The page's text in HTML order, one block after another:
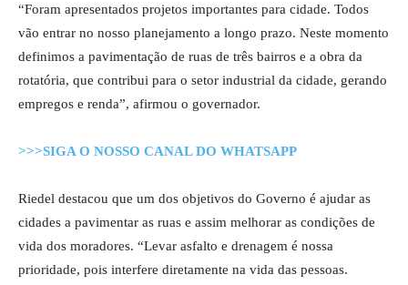
“Foram apresentados projetos importantes para cidade. Todos
vão entrar no nosso planejamento a longo prazo. Neste momento
definimos a pavimentação de ruas de três bairros e a obra da
rotatória, que contribui para o setor industrial da cidade, gerando
empregos e renda”, afirmou o governador.
>>>SIGA O NOSSO CANAL DO WHATSAPP
Riedel destacou que um dos objetivos do Governo é ajudar as
cidades a pavimentar as ruas e assim melhorar as condições de
vida dos moradores. “Levar asfalto e drenagem é nossa
prioridade, pois interfere diretamente na vida das pessoas.